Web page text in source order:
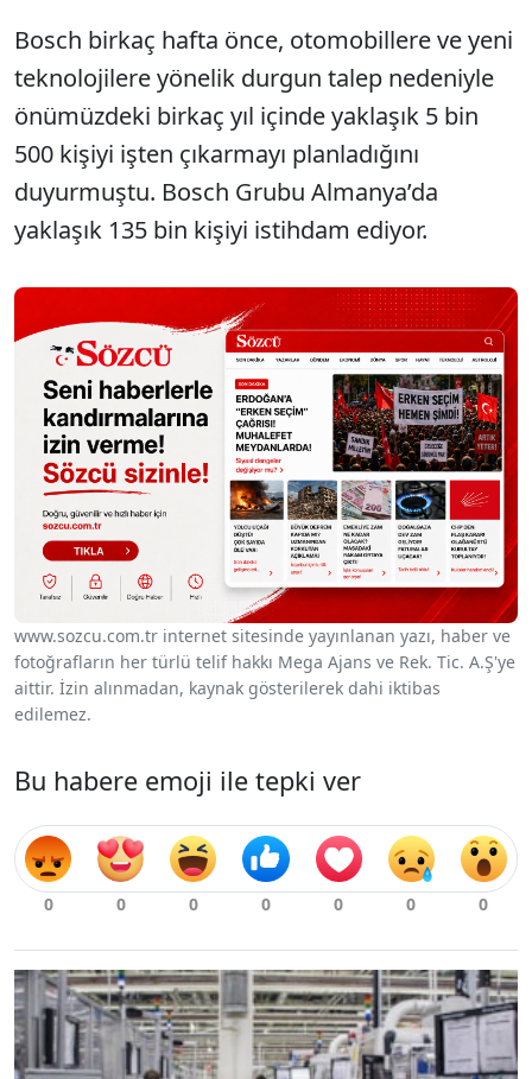
Bosch birkaç hafta önce, otomobillere ve yeni
teknolojilere yönelik durgun talep nedeniyle
önümüzdeki birkaç yıl içinde yaklaşık 5 bin
500 kişiyi işten çıkarmayı planladığını
duyurmuştu. Bosch Grubu Almanya’da
yaklaşık 135 bin kişiyi istihdam ediyor.
www.sozcu.com.tr internet sitesinde yayınlanan yazı, haber ve
fotoğrafların her türlü telif hakkı Mega Ajans ve Rek. Tic. A.Ş'ye
aittir. İzin alınmadan, kaynak gösterilerek dahi iktibas
edilemez.
Bu habere emoji ile tepki ver